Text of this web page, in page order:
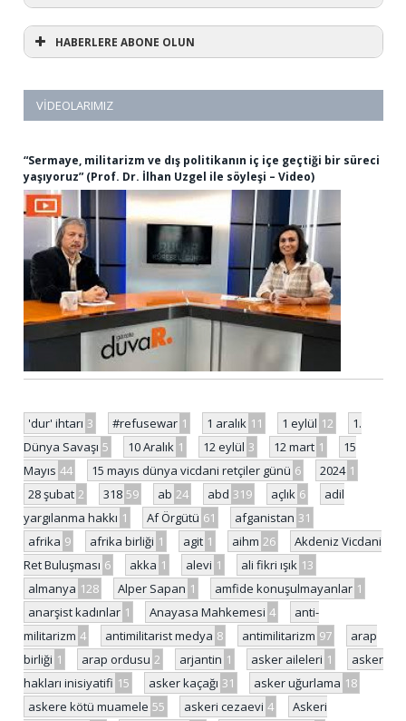
HABERLERE ABONE OLUN
VIDEOLARIMIZ
“Sermaye, militarizm ve dış politikanın iç içe geçtiği bir süreci
yaşıyoruz” (Prof. Dr. İlhan Uzgel ile söyleşi – Video)
'dur' ihtarı 3 #refusewar 1 1 aralık 11 1 eylül 12
1.
Dünya Savaşı 5 10 Aralık 1 12 eylül 3 12 mart 1
15
Mayıs 44 15 mayıs dünya vicdani retçiler günü 6 2024 1
28 şubat 2 318 59 ab 24 abd 319 açlık 6
adil
yargılanma hakkı 1 Af Örgütü 61 afganistan 31
afrika 9 afrika birliği 1 agit 1 aihm 26
Akdeniz Vicdani
Ret Buluşması 6 akka 1 alevi 1 ali fikri ışık 13
almanya 128 Alper Sapan 1 amfide konuşulmayanlar 1
anarşist kadınlar 1 Anayasa Mahkemesi 4
anti-
militarizm 4 antimilitarist medya 8 antimilitarizm 97
arap
birliği 1 arap ordusu 2 arjantin 1 asker aileleri 1
asker
hakları inisiyatifi 15 asker kaçağı 31 asker uğurlama 18
askere kötü muamele 55 askeri cezaevi 4
Askeri